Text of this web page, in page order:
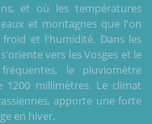
et où les températures
et montagnes que l'on
et l'humidité. Dans les
vers les Vosges et le
le pluviomètre
millimètres. Le climat
apporte une forte
en hiver.